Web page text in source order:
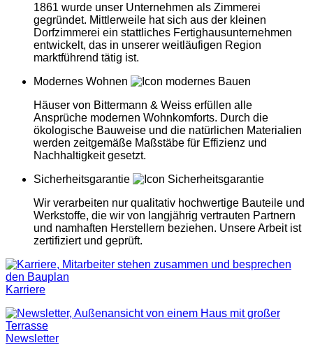
1861 wurde unser Unternehmen als Zimmerei
gegründet. Mittlerweile hat sich aus der kleinen
Dorfzimmerei ein stattliches Fertighausunternehmen
entwickelt, das in unserer weitläufigen Region
marktführend tätig ist.
Modernes Wohnen
Häuser von Bittermann & Weiss erfüllen alle
Ansprüche modernen Wohnkomforts. Durch die
ökologische Bauweise und die natürlichen Materialien
werden zeitgemäße Maßstäbe für Effizienz und
Nachhaltigkeit gesetzt.
Sicherheitsgarantie
Wir verarbeiten nur qualitativ hochwertige Bauteile und
Werkstoffe, die wir von langjährig vertrauten Partnern
und namhaften Herstellern beziehen. Unsere Arbeit ist
zertifiziert und geprüft.
Karriere
Newsletter